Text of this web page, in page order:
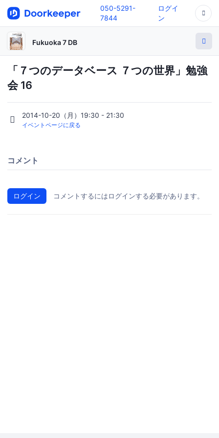
050-5291-
7844
ログイ
ン
Fukuoka 7 DB
「７つのデータベース ７つの世界」勉強
会 16
2014-10-20（月）19:30 - 21:30
イベントページに戻る
コメント
ログイン コメントするにはログインする必要があります。